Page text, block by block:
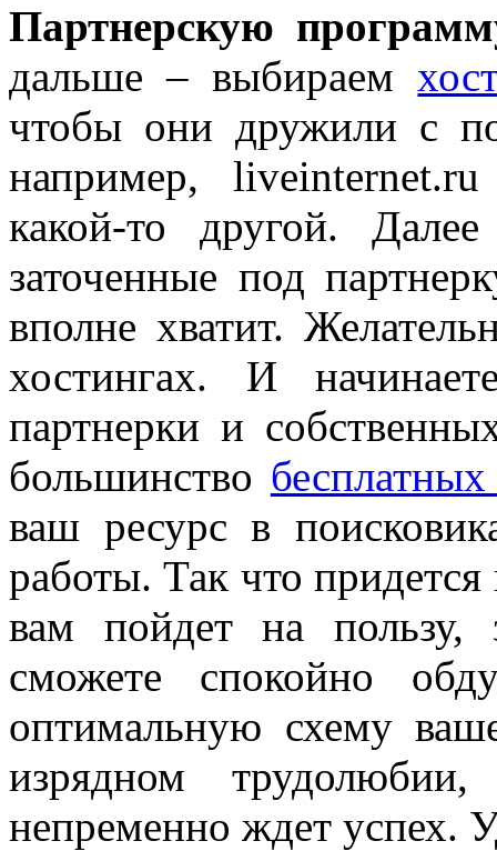
Партнерскую
дальше – выбираем
чтобы они дружили с
например,
какой-то другой.
заточенные под
вполне хватит.
хостингах. И
партнерки и
большинство
ваш ресурс в
работы. Так что
вам пойдет на пользу,
сможете спокойно
оптимальную схему
изрядном
непременно ждет успех.